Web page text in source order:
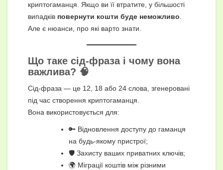
криптогаманця. Якщо ви її втратите, у більшості
випадків повернути кошти буде неможливо
Але є нюанси, про які варто знати.
Що таке сід-фраза і чому вона
важлива? 🧠
Сід-фраза — це 12, 18 або 24 слова, згенеровані
під час створення криптогаманця.
Вона використовується для:
🔑 Відновлення доступу до гаманця
на будь-якому пристрої;
🛡 Захисту ваших приватних ключів;
🌍 Міграції коштів між різними